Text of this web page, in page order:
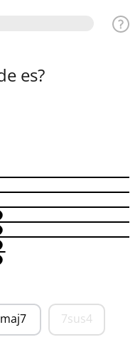
es?
maj7 7sus4